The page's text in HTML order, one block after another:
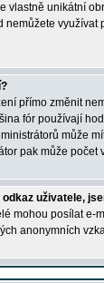
vlastně unikátní
nemůžete využívat
přímo změnit
fór používají
může
pak může počet
uživatele,
mohou posílat e-
anonymních